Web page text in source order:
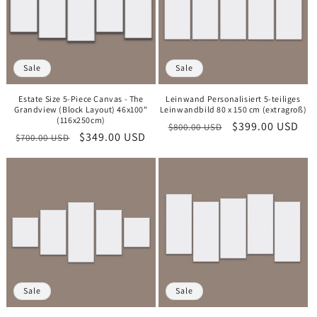
Sale
Estate Size 5-Piece Canvas - The
Grandview (Block Layout) 46x100"
(116x250cm)
Normaler
$700.00 USD Verkaufspreis
$349.00 USD
Sale
Leinwand Personalisiert 5-teiliges
Leinwandbild 80 x 150 cm (extragroß)
Normaler
$800.00 USD Verkaufspreis
$399.00 USD
Sale Sale